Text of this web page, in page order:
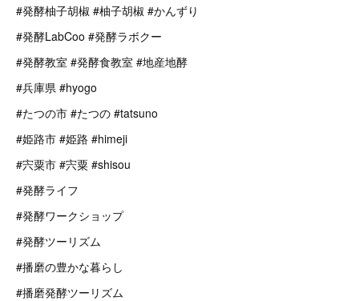
#発酵柚子胡椒 #柚子胡椒 #かんずり
#発酵LabCoo #発酵ラボクー
#発酵教室 #発酵食教室 #地産地酵
#兵庫県 #hyogo
#たつの市 #たつの #tatsuno
#姫路市 #姫路 #himeji
#宍粟市 #宍粟 #shisou
#発酵ライフ
#発酵ワークショップ
#発酵ツーリズム
#播磨の豊かな暮らし
#播磨発酵ツーリズム